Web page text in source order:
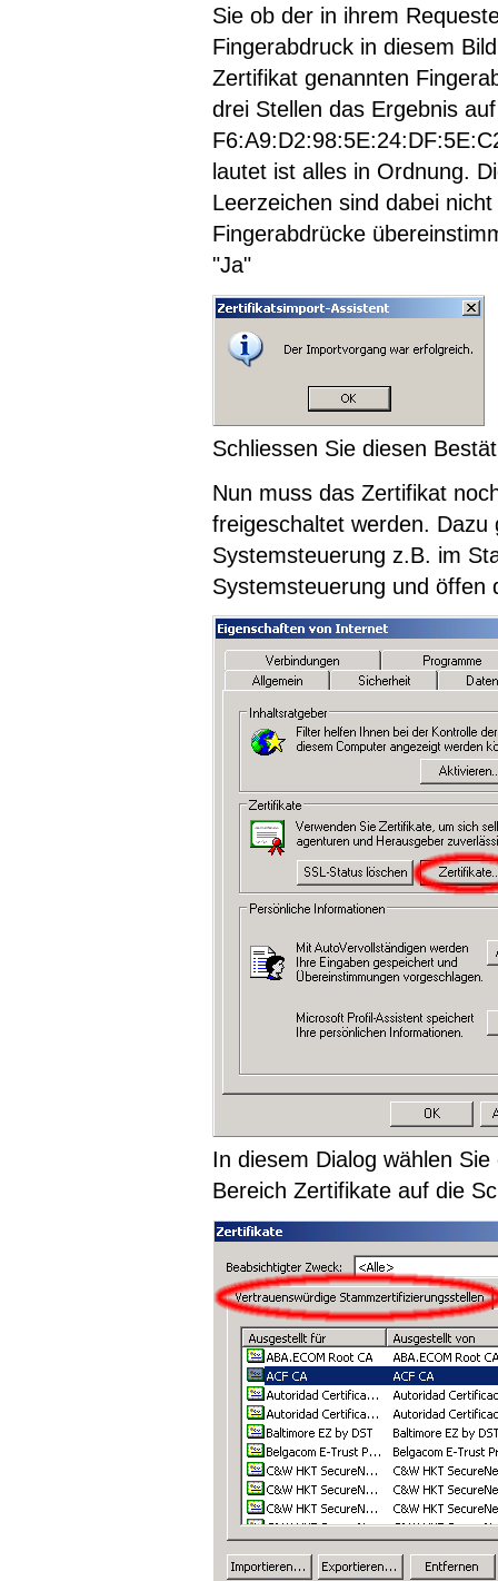
Sie ob der in ihrem
Fingerabdruck in diesem
Zertifikat genannten
drei Stellen das Ergebnis auf
lautet ist alles in Ordnung.
Leerzeichen sind dabei
Fingerabdrücke
"Ja"
Schliessen Sie diesen
Nun muss das Zertifikat
freigeschaltet werden. Dazu
Systemsteuerung z.B. im
Systemsteuerung und öffen
In diesem Dialog wählen
Bereich Zertifikate auf die